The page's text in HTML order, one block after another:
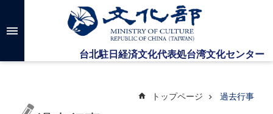
メインのコンテンツブロックにジャンプします
高
検
トップページ 過去行事